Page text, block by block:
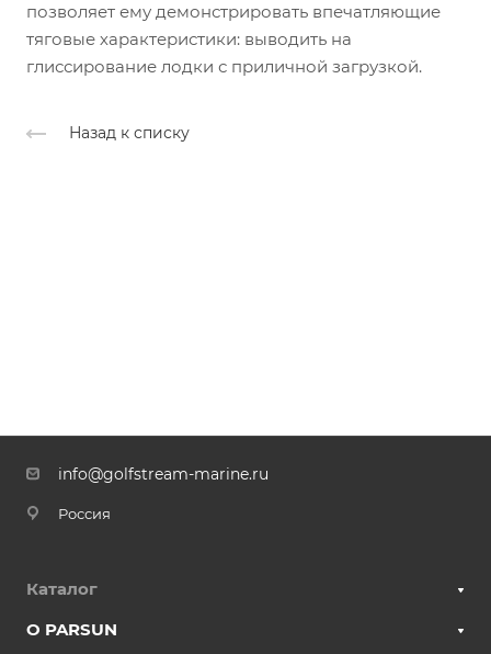
позволяет ему демонстрировать впечатляющие
тяговые характеристики: выводить на
глиссирование лодки с приличной загрузкой.
Назад к списку
info@golfstream-marine.ru
Россия
Каталог
О PARSUN